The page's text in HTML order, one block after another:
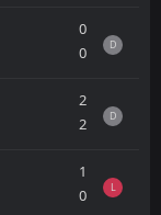
0
0
D
2
2
D
1
0
L